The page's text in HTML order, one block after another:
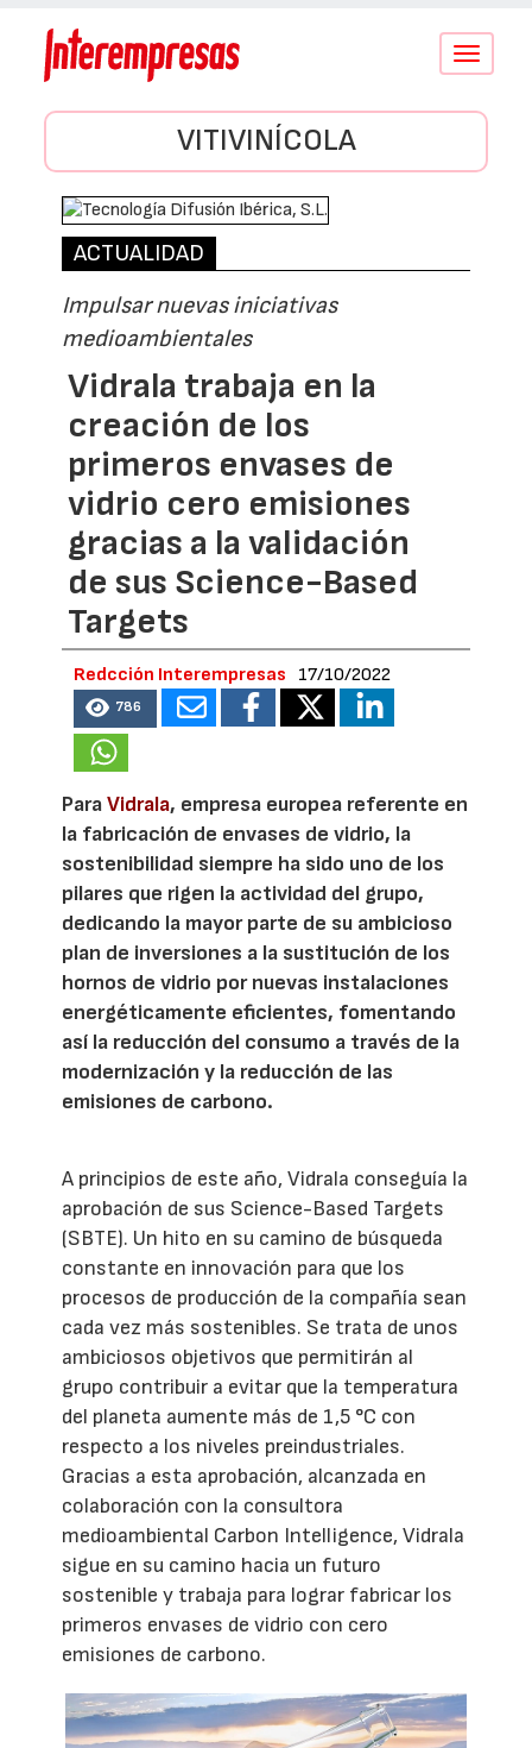
Conmutar
VITIVINÍCOLA
ACTUALIDAD
Impulsar nuevas iniciativas
medioambientales
Vidrala trabaja en la
creación de los
primeros envases de
vidrio cero emisiones
gracias a la validación
de sus Science-Based
Targets
Redcción Interempresas 17/10/2022
786
ParaVidrala, empresa europea referente en
la fabricación de envases de vidrio, la
sostenibilidad siempre ha sido uno de los
pilares que rigen la actividad del grupo,
dedicando la mayor parte de su ambicioso
plan de inversiones a la sustitución de los
hornos de vidrio por nuevas instalaciones
energéticamente eficientes, fomentando
así la reducción del consumo a través de la
modernización y la reducción de las
emisiones de carbono.
A principios de este año, Vidrala conseguía la
aprobación de sus Science-Based Targets
(SBTE). Un hito en su camino de búsqueda
constante en innovación para que los
procesos de producción de la compañía sean
cada vez más sostenibles. Se trata de unos
ambiciosos objetivos que permitirán al
grupo contribuir a evitar que la temperatura
del planeta aumente más de 1,5 °C con
respecto a los niveles preindustriales.
Gracias a esta aprobación, alcanzada en
colaboración con la consultora
medioambiental Carbon Intelligence, Vidrala
sigue en su camino hacia un futuro
sostenible y trabaja para lograr fabricar los
primeros envases de vidrio con cero
emisiones de carbono.